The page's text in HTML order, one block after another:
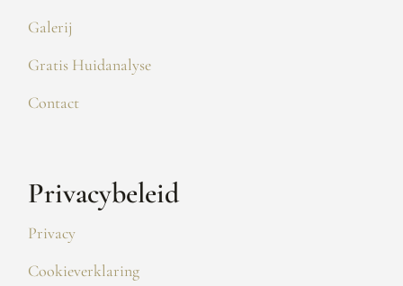
Galerij
Gratis Huidanalyse
Contact
Privacybeleid
Privacy
Cookieverklaring